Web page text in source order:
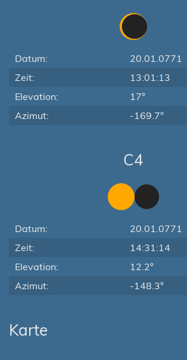
Datum:
20.01.0771
Zeit:
13:01:13
Elevation:
17°
Azimut:
-169.7°
C4
Datum:
20.01.0771
Zeit:
14:31:14
Elevation:
12.2°
Azimut:
-148.3°
Karte